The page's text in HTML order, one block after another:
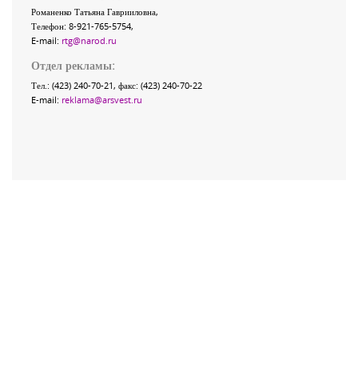
Романенко Татьяна Гаврииловна,
Телефон: 8-921-765-5754,
E-mail: rtg@narod.ru
Отдел рекламы:
Тел.: (423) 240-70-21, факс: (423) 240-70-22
E-mail: reklama@arsvest.ru